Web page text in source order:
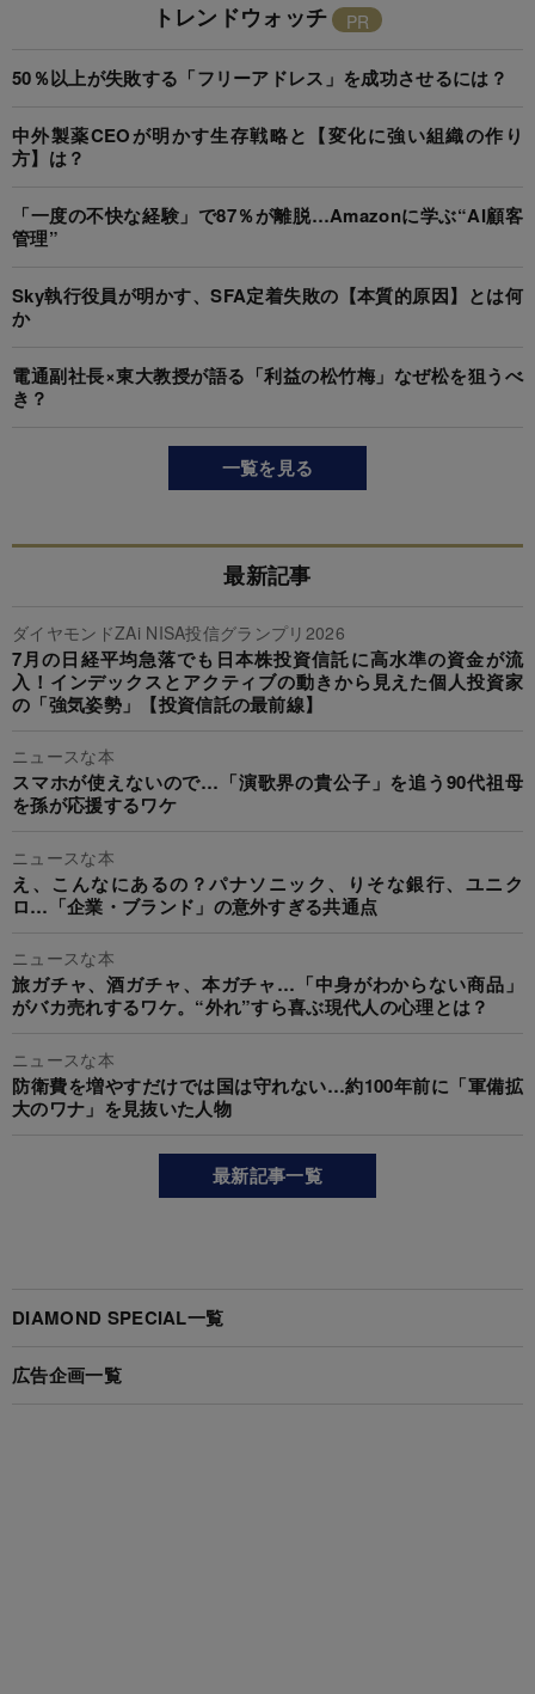
トレンドウォッチ
50％以上が失敗する「フリーアドレス」を成功させるには？
中外製薬CEOが明かす生存戦略と【変化に強い組織の作り
方】は？
「一度の不快な経験」で87％が離脱…Amazonに学ぶ“AI顧客
管理”
Sky執行役員が明かす、SFA定着失敗の【本質的原因】とは何
か
電通副社長×東大教授が語る「利益の松竹梅」なぜ松を狙うべ
き？
一覧を見る
最新記事
ダイヤモンドZAi NISA投信グランプリ2026
7月の日経平均急落でも日本株投資信託に高水準の資金が流
入！インデックスとアクティブの動きから見えた個人投資家
の「強気姿勢」【投資信託の最前線】
ニュースな本
スマホが使えないので…「演歌界の貴公子」を追う90代祖母
を孫が応援するワケ
ニュースな本
え、こんなにあるの？パナソニック、りそな銀行、ユニク
ロ…「企業・ブランド」の意外すぎる共通点
ニュースな本
旅ガチャ、酒ガチャ、本ガチャ…「中身がわからない商品」
がバカ売れするワケ。“外れ”すら喜ぶ現代人の心理とは？
ニュースな本
防衛費を増やすだけでは国は守れない…約100年前に「軍備拡
大のワナ」を見抜いた人物
最新記事一覧
DIAMOND SPECIAL一覧
広告企画一覧